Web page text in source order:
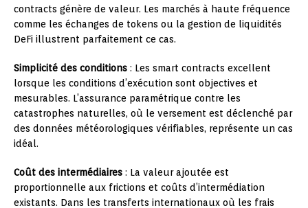
contracts génère de valeur. Les marchés à haute fréquence
comme les échanges de tokens ou la gestion de liquidités
DeFi illustrent parfaitement ce cas.
Simplicité des conditions : Les smart contracts excellent
lorsque les conditions d’exécution sont objectives et
mesurables. L’assurance paramétrique contre les
catastrophes naturelles, où le versement est déclenché par
des données météorologiques vérifiables, représente un cas
idéal.
Coût des intermédiaires : La valeur ajoutée est
proportionnelle aux frictions et coûts d’intermédiation
existants. Dans les transferts internationaux où les frais